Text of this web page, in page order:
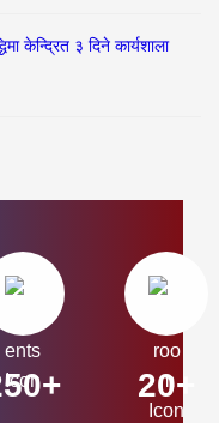
केन्द्रित ३ दिने कार्यशाला
20+